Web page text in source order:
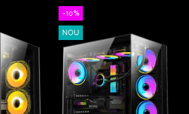
-10%
NOU